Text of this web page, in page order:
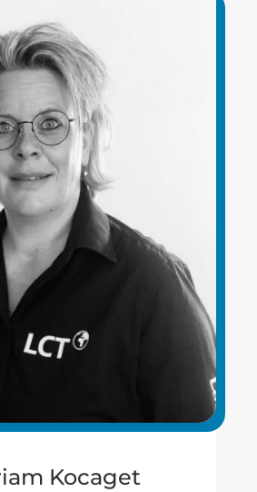
Kocaget